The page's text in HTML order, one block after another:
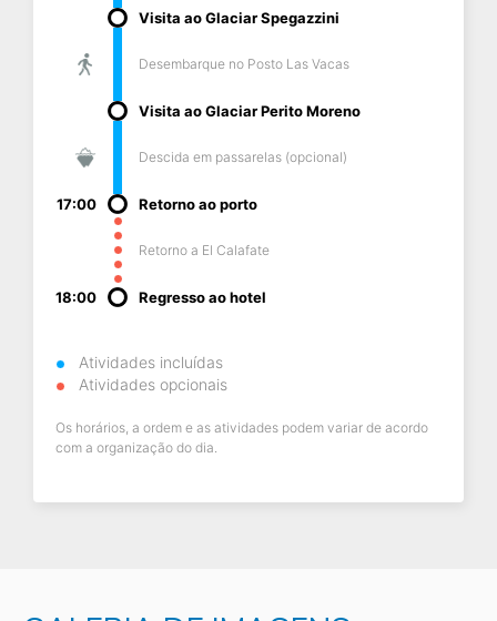
Visita ao Glaciar Spegazzini
Desembarque no Posto Las Vacas
Visita ao Glaciar Perito Moreno
Descida em passarelas (opcional)
17:00 Retorno ao porto
Retorno a El Calafate
18:00 Regresso ao hotel
Atividades incluídas
Atividades opcionais
Os horários, a ordem e as atividades podem variar de acordo
com a organização do dia.